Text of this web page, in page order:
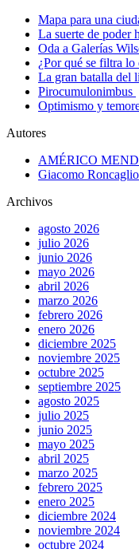
Mapa para una
La suerte de poder
Oda a Galerías
¿Por qué se filtra lo
La gran batalla del
Pirocumulonimbus
Optimismo y
Autores
AMÉRICO
Giacomo
Archivos
agosto 2026
julio 2026
junio 2026
mayo 2026
abril 2026
marzo 2026
febrero 2026
enero 2026
diciembre 2025
noviembre 2025
octubre 2025
septiembre 2025
agosto 2025
julio 2025
junio 2025
mayo 2025
abril 2025
marzo 2025
febrero 2025
enero 2025
diciembre 2024
noviembre 2024
octubre 2024